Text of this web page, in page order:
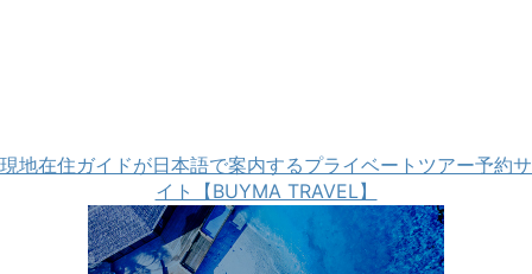
現地在住ガイドが日本語で案内するプライベートツアー予約サ
イト【BUYMA TRAVEL】